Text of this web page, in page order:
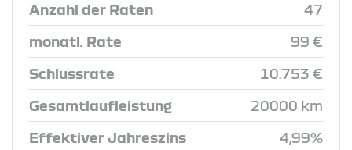
Anzahl der Raten 47
monatl. Rate 99 €
Schlussrate 10.753 €
Gesamtlaufleistung 20000 km
Effektiver Jahreszins 4,99%